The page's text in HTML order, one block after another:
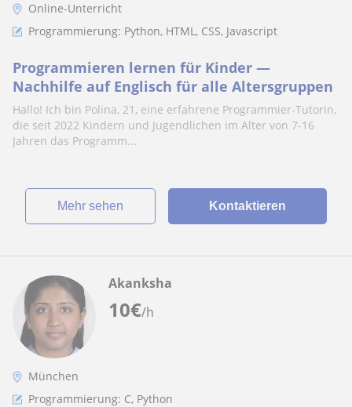
Online-Unterricht
Programmierung: Python, HTML, CSS, Javascript
Programmieren lernen für Kinder —
Nachhilfe auf Englisch für alle Altersgruppen
Hallo! Ich bin Polina, 21, eine erfahrene Programmier-Tutorin,
die seit 2022 Kindern und Jugendlichen im Alter von 7-16
Jahren das Programm...
Mehr sehen Kontaktieren
10€/h
Akanksha
München
Programmierung: C, Python